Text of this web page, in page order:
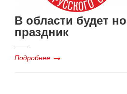
В области будет
праздник
Подробнее